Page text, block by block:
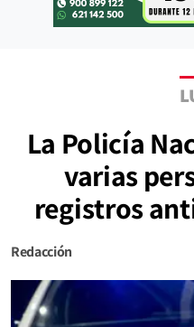
La Policía
varias
registros
Redacción